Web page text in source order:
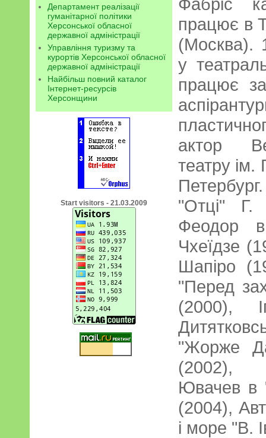
Департамент реалізації
гуманітарної політики
Херсонської обласної
державної адміністрації
Управління туризму та
курортів Херсонської обласної
державної адміністрації
Найбільш повний каталог
Інтернет-ресурсів
Херсонщини
Start visitors - 21.03.2009
працює в
(Москва).
у
працює
актор
театру ім.
"Отці" Г.
Феодор
Чхеїдзе
Шапіро
"Перед
(2000),
"Жорже
(2002),
Ювачев в
(2004),
і море "В.